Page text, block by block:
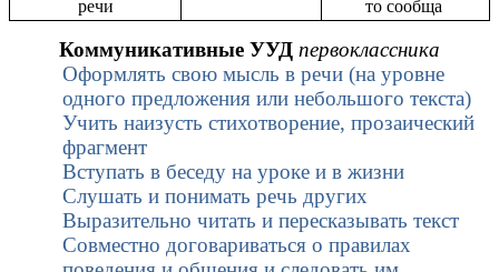
речи
то сообща
Коммуникативные УУД первоклассника
Оформлять свою мысль в речи (на уровне
одного предложения или небольшого текста)
Учить наизусть стихотворение, прозаический
фрагмент
Вступать в беседу на уроке и в жизни
Слушать и понимать речь других
Выразительно читать и пересказывать текст
Совместно договариваться о правилах